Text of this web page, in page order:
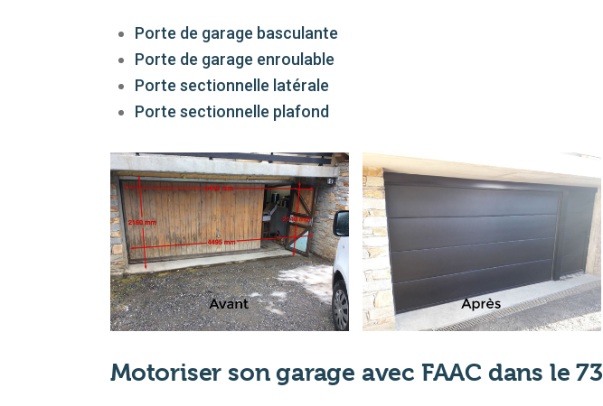
Porte de garage basculante
Porte de garage enroulable
Porte sectionnelle latérale
Porte sectionnelle plafond
Motoriser son garage avec FAAC dans le 73